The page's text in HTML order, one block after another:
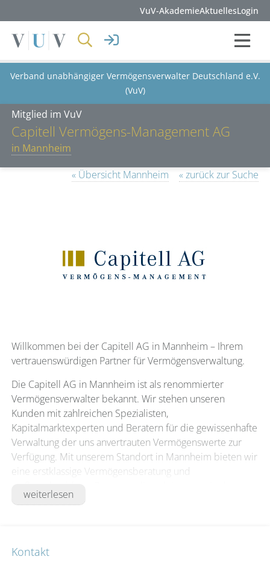
VuV-AkademieAktuellesLogin
Verband unabhängiger Vermögensverwalter Deutschland e.V.
(VuV)
Mitglied im VuV
Capitell Vermögens-Management AG
in Mannheim
« Übersicht Mannheim
« zurück zur Suche
Willkommen bei der Capitell AG in Mannheim – Ihrem
vertrauenswürdigen Partner für Vermögensverwaltung.
Die Capitell AG in Mannheim ist als renommierter
Vermögensverwalter bekannt. Wir stehen unseren
Kunden mit zahlreichen Spezialisten,
Kapitalmarktexperten und Beratern für die gewissenhafte
Verwaltung der uns anvertrauten Vermögenswerte zur
Verfügung. Mit unserem Standort in Mannheim bieten wir
eine erstklassige Vermögensberatung und
Metropolregion Rhein-Neckar, um Sie frei von
Bedürfnisse.
weiterlesen
Kontakt